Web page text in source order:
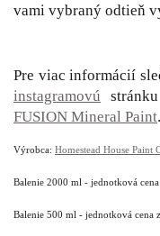
vami vybraný odtieň
Pre viac informácií
instagramovú
FUSION Mineral Paint.
Výrobca: Homestead House Paint
Balenie 2000 ml - jednotková
Balenie 500 ml - jednotková cena